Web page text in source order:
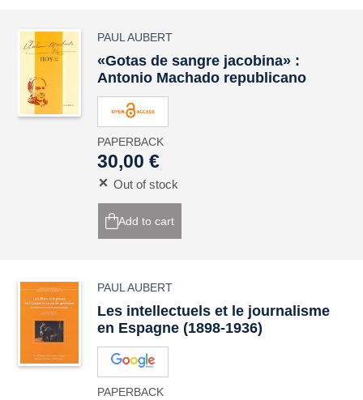
PAUL AUBERT
«Gotas de sangre jacobina» :
Antonio Machado republicano
PAPERBACK
30,00 €
Out of stock
Add to cart
PAUL AUBERT
Les intellectuels et le journalisme
en Espagne (1898-1936)
PAPERBACK